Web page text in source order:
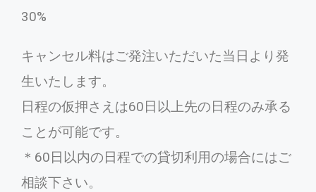
30%
キャンセル料はご発注いただいた当日より発
生いたします。
日程の仮押さえは60日以上先の日程のみ承る
ことが可能です。
＊60日以内の日程での貸切利用の場合にはご
相談下さい。